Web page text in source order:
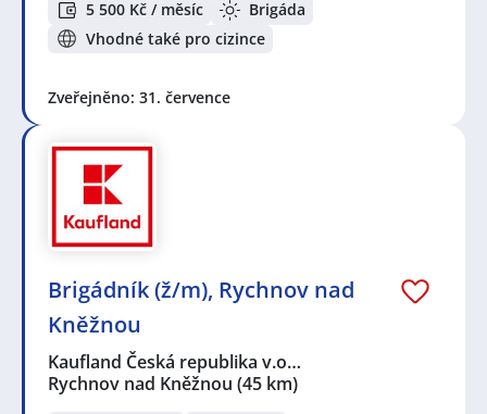
5 500 Kč / měsíc
Brigáda
Vhodné také pro cizince
Zveřejněno: 31. července
Brigádník (ž/m), Rychnov nad
Kněžnou
Kaufland Česká republika v.o…
Rychnov nad Kněžnou (45 km)